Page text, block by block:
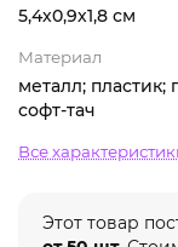
5,4х0,9х1,8 см
Материал
металл; пластик;
софт-тач
Все
Этот товар